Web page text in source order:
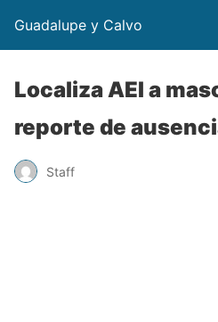
Guadalupe y Calvo
Localiza AEI a
reporte de
Staff